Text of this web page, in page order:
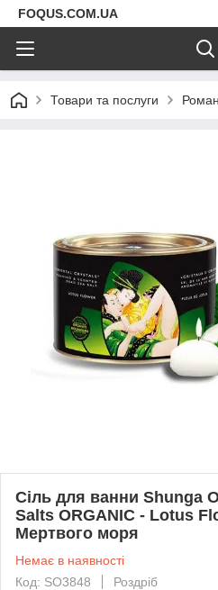
FOQUS.COM.UA
Товари та послуги
Сіль для ванни Shunga
Salts ORGANIC - Lotus
Мертвого моря
Немає в наявності
Код: SO3848
Роздріб